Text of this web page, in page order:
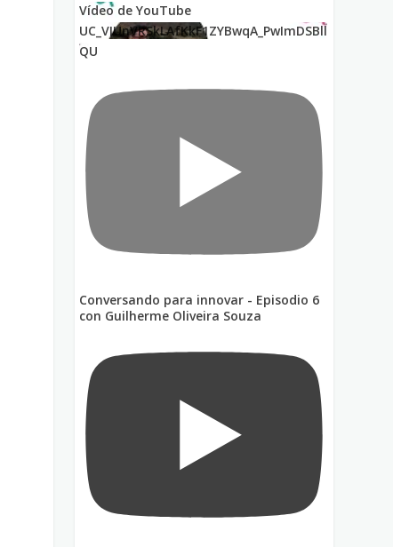
Vídeo de YouTube
UC_VIUnVRSkLAfKkF1ZYBwqA_PwImDSBll
QU
Conversando para innovar - Episodio 6
con Guilherme Oliveira Souza